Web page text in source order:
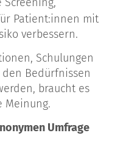
Patient:innen mit
verbessern.
Schulungen
Bedürfnissen
braucht es
Meinung.
Umfrage